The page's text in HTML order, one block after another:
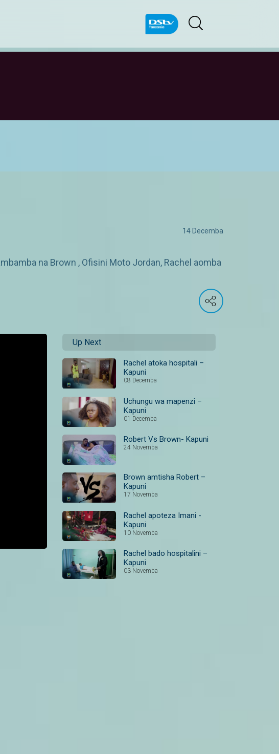
14 Decemba
na Brown , Ofisini Moto Jordan, Rachel aomba
Up Next
Rachel atoka hospitali –
Kapuni
08 Decemba
Uchungu wa mapenzi –
Kapuni
01 Decemba
Robert Vs Brown- Kapuni
24 Novemba
Brown amtisha Robert –
Kapuni
17 Novemba
Rachel apoteza Imani -
Kapuni
10 Novemba
Rachel bado hospitalini –
Kapuni
03 Novemba